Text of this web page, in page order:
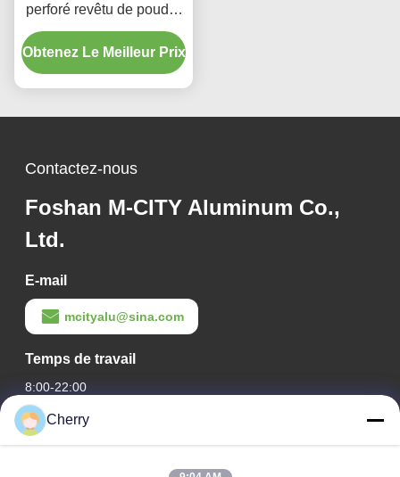
perforé revêtu de poudre
avec couleurs RAL
personnalisées et motifs
de découpe laser pour
Obtenez Le Meilleur Prix
Contactez-nous
Foshan M-CITY Aluminum Co.,
Ltd.
E-mail
mcityalu@sina.com
Temps de travail
8:00-22:00
Notre adresse
Cherry